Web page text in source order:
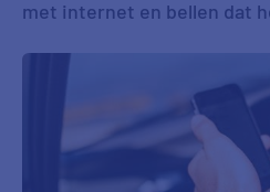
met internet en bellen dat